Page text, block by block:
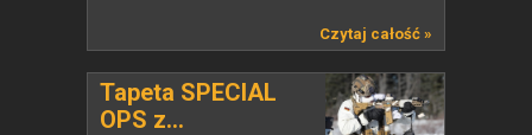
Czytaj całość »
Tapeta SPECIAL
OPS z...